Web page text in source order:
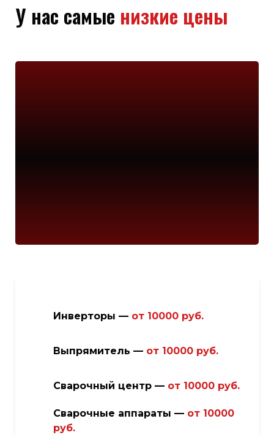
У нас самые низкие цены
Инверторы — от 10000 руб.
Выпрямитель — от 10000 руб.
Сварочный центр — от 10000 руб.
Сварочные аппараты — от 10000
руб.